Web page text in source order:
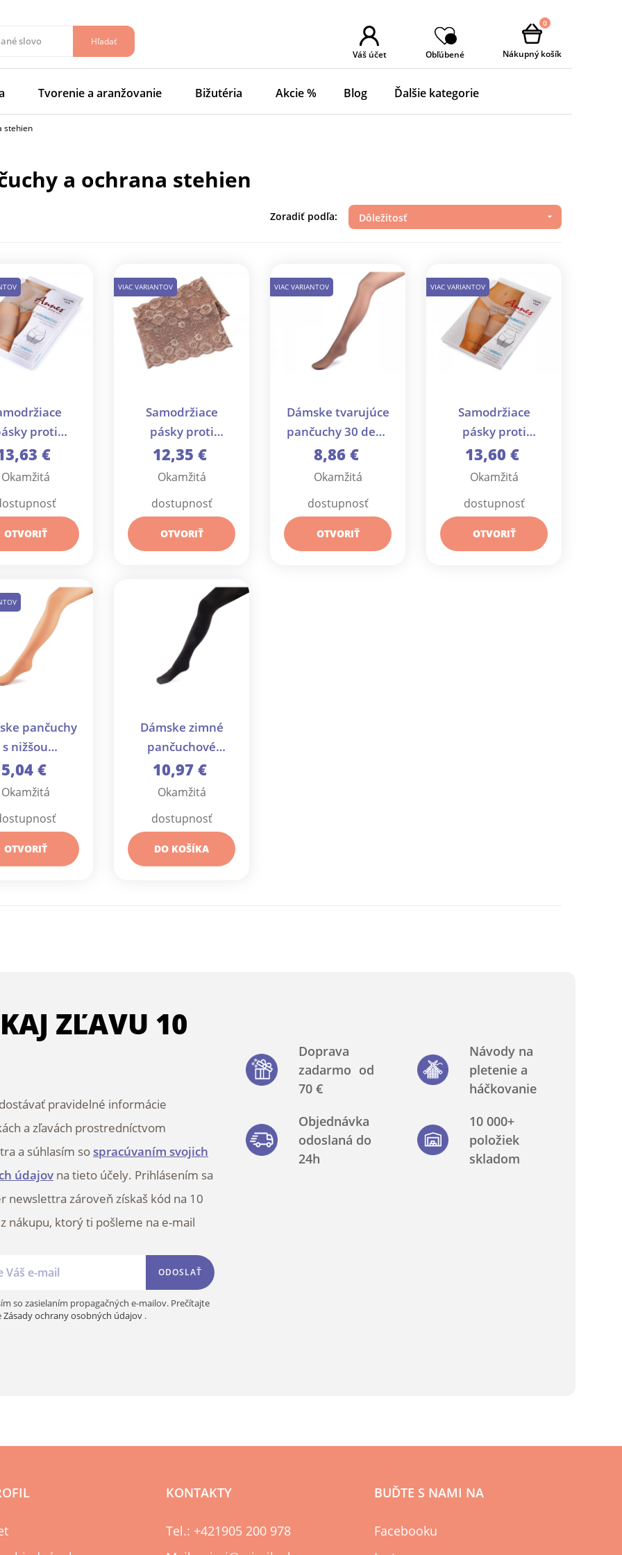
Hľadať
Váš účet
Obľúbené
0
Nákupný košík
Tvorenie a aranžovanie Bižutéria Akcie % Blog Ďalšie kategorie
stehien
a ochrana stehien
Zoradiť podľa: Dôležitosť 
proti
stehien -
1 krab.
€
Okamžitá
OTVORIŤ
VIAC VARIANTOV
Samodržiace
pásky proti
odieraniu stehien
čipkové - 1 pár
12,35 €
Okamžitá
dostupnosť
OTVORIŤ
VIAC VARIANTOV
Dámske tvarujúce
pančuchy 30 deň -
1 ks
8,86 €
Okamžitá
dostupnosť
OTVORIŤ
VIAC VARIANTOV
Samodržiace
pásky proti
odieraniu stehien -
1 krab.
13,60 €
Okamžitá
dostupnosť
OTVORIŤ
pančuchy
s nižšou
20 deň - 1 ks
5,04 €
Okamžitá
OTVORIŤ
Dámske zimné
pančuchové
nohavice farebné
Anabela 100 deň -
10,97 €
Okamžitá
dostupnosť
DO KOŠÍKA
ZĽAVU 10
pravidelné informácie
a zľavách prostredníctvom
a súhlasím sospracúvaním svojich
údajov na tieto účely. Prihlásením sa
newslettra zároveň získaš kód na 10
nákupu, ktorý ti pošleme na e-mail
ODOSLAŤ
so zasielaním propagačných e-mailov. Prečítajte
Zásady ochrany osobných údajov .
Doprava
zadarmo od
70 €
Návody na
pletenie a
háčkovanie
Objednávka
odoslaná do
24h
10 000+
položiek
skladom
KONTAKTY
Tel.: +421905 200 978
BUĎTE S NAMI NA
Facebooku